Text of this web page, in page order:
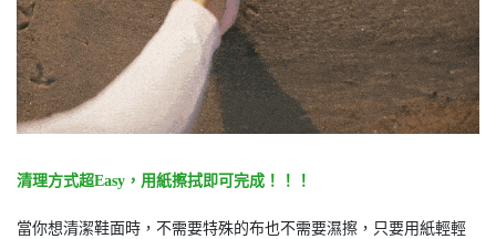
清理方式超Easy，用紙擦拭即可完成！！！
當你想清潔鞋面時，不需要特殊的布也不需要濕擦，只要用紙輕輕